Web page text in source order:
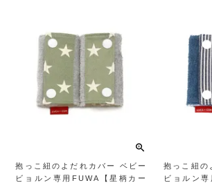
抱っこ紐のよだれカバー ベビー
ビョルン専用FUWA【星柄カー
抱っこ紐の
ビョルン